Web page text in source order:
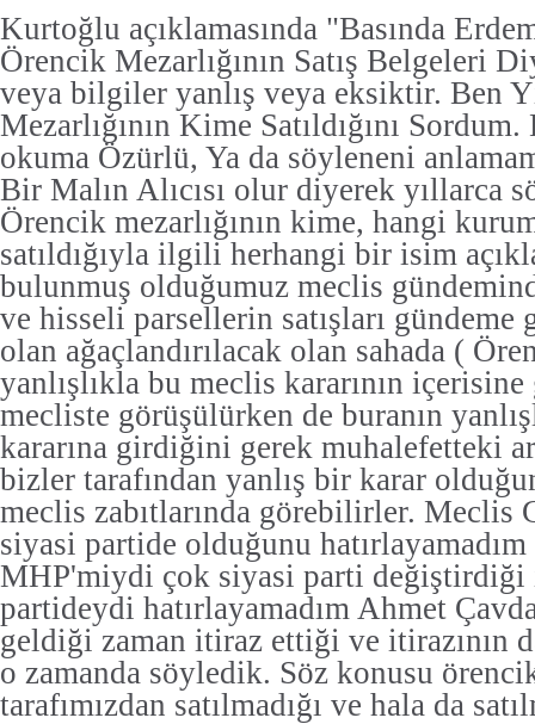
Kurtoğlu açıklamasında "Basında
Örencik Mezarlığının Satış Belgeleri
veya bilgiler yanlış veya eksiktir. Ben
Mezarlığının Kime Satıldığını
okuma Özürlü, Ya da söyleneni
Bir Malın Alıcısı olur diyerek yıllarca
Örencik mezarlığının kime, hangi
satıldığıyla ilgili herhangi bir isim
bulunmuş olduğumuz meclis
ve hisseli parsellerin satışları
olan ağaçlandırılacak olan sahada (
yanlışlıkla bu meclis kararının
mecliste görüşülürken de buranın
kararına girdiğini gerek muhalefetteki
bizler tarafından yanlış bir karar
meclis zabıtlarında görebilirler. Meclis
siyasi partide olduğunu
MHP'miydi çok siyasi parti değiştirdiği
partideydi hatırlayamadım Ahmet
geldiği zaman itiraz ettiği ve itirazının
o zamanda söyledik. Söz konusu
tarafımızdan satılmadığı ve hala da